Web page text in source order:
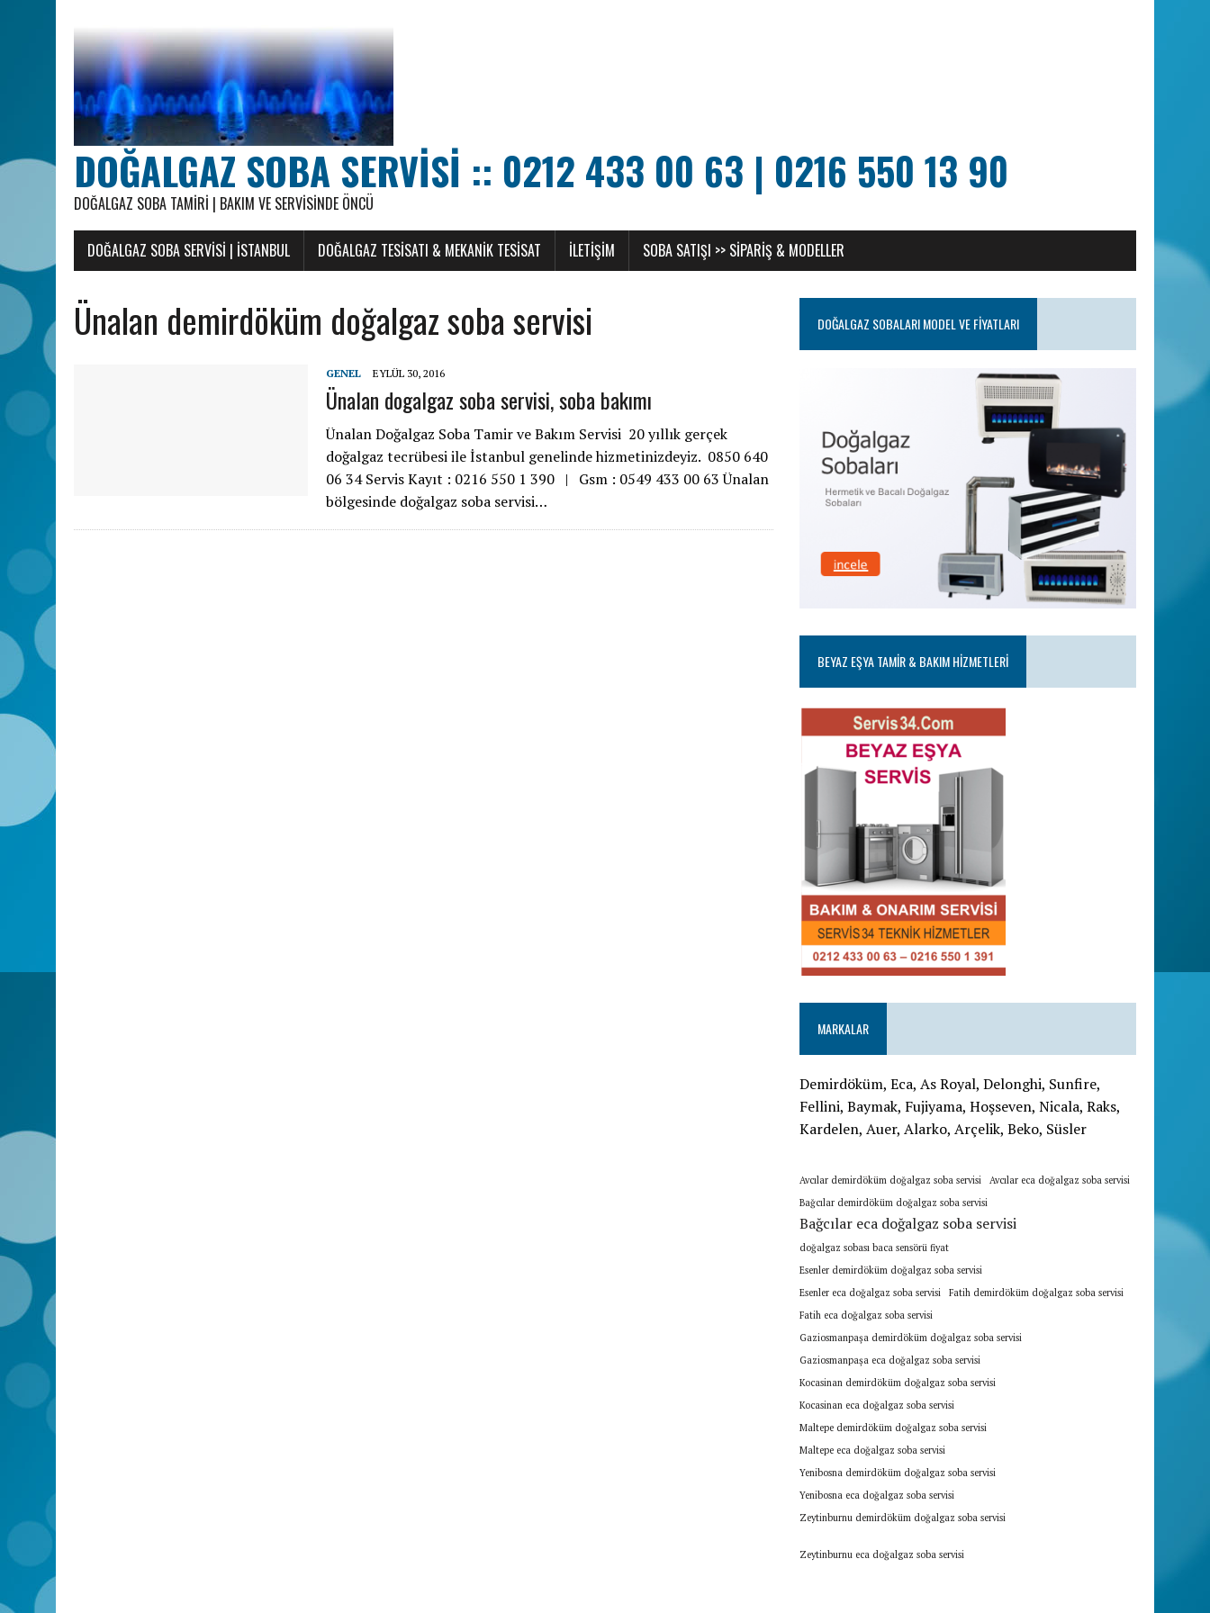
DOĞALGAZ SOBA SERVISI :: 0212 433 00 63 | 0216 550 13 90
DOĞALGAZ SOBA TAMIRI | BAKIM VE SERVISINDE ÖNCÜ
DOĞALGAZ SOBA SERVISI | İSTANBUL DOĞALGAZ TESISATI & MEKANIK TESISAT ILETIŞIM SOBA SATIŞI >> SIPARIŞ & MODELLER
Ünalan demirdöküm doğalgaz soba servisi
GENEL EYLÜL 30, 2016
Ünalan dogalgaz soba servisi, soba bakımı
Ünalan Doğalgaz Soba Tamir ve Bakım Servisi 20 yıllık gerçek
doğalgaz tecrübesi ile İstanbul genelinde hizmetinizdeyiz. 0850 640
06 34 Servis Kayıt : 0216 550 1 390 | Gsm : 0549 433 00 63 Ünalan
bölgesinde doğalgaz soba servisi…
DOĞALGAZ SOBALARI MODEL VE FIYATLARI
BEYAZ EŞYA TAMIR & BAKIM HIZMETLERI
MARKALAR
Demirdöküm, Eca, As Royal, Delonghi, Sunfire,
Fellini, Baymak, Fujiyama, Hoşseven, Nicala, Raks,
Kardelen, Auer, Alarko, Arçelik, Beko, Süsler
Avcılar demirdöküm doğalgaz soba servisi
Avcılar eca doğalgaz soba servisi
Bağcılar demirdöküm doğalgaz soba servisi
Bağcılar eca doğalgaz soba servisi
doğalgaz sobası baca sensörü fiyat
Esenler demirdöküm doğalgaz soba servisi
Esenler eca doğalgaz soba servisi
Fatih demirdöküm doğalgaz soba servisi
Fatih eca doğalgaz soba servisi
Gaziosmanpaşa demirdöküm doğalgaz soba servisi
Gaziosmanpaşa eca doğalgaz soba servisi
Kocasinan demirdöküm doğalgaz soba servisi
Kocasinan eca doğalgaz soba servisi
Maltepe demirdöküm doğalgaz soba servisi
Maltepe eca doğalgaz soba servisi
Yenibosna demirdöküm doğalgaz soba servisi
Yenibosna eca doğalgaz soba servisi
Zeytinburnu demirdöküm doğalgaz soba servisi
Zeytinburnu eca doğalgaz soba servisi